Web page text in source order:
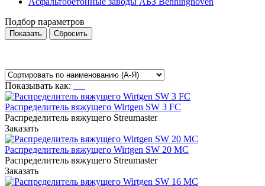
Подбор параметров
Показывать как:
Распределитель вяжущего Wirtgen SW 3 FC
Распределитель вяжущего Streumaster
Заказать
Распределитель вяжущего Wirtgen SW 20 MC
Распределитель вяжущего Streumaster
Заказать